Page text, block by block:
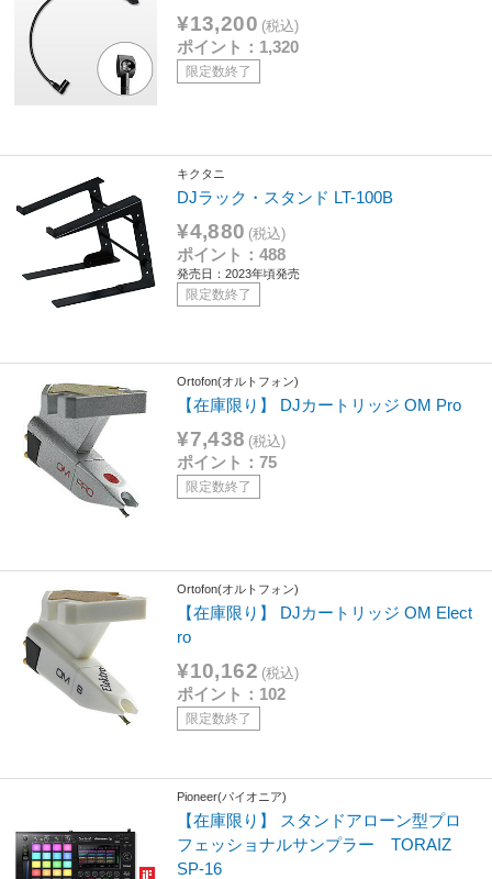
¥13,200 (税込)
ポイント：1,320
限定数終了
キクタニ
DJラック・スタンド LT-100B
¥4,880 (税込)
ポイント：488
発売日：2023年頃発売
限定数終了
Ortofon(オルトフォン)
【在庫限り】 DJカートリッジ OM Pro
¥7,438 (税込)
ポイント：75
限定数終了
Ortofon(オルトフォン)
【在庫限り】 DJカートリッジ OM Elect
ro
¥10,162 (税込)
ポイント：102
限定数終了
Pioneer(パイオニア)
【在庫限り】 スタンドアローン型プロ
フェッショナルサンプラー TORAIZ
SP-16